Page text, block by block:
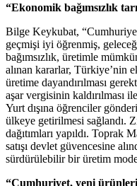
“Ekonomik bağımsızlık
Bilge Keykubat,
geçmişi iyi öğrenmiş,
bağımsızlık, üretimle
alınan kararlar, Türkiye’nin
üretime dayandırılması
aşar vergisinin
Yurt dışına öğrenciler
ülkeye getirilmesi sağlandı.
dağıtımları yapıldı. Toprak
satışı devlet güvencesine
sürdürülebilir bir üretim
“Cumhuriyet, yeni ürünleri